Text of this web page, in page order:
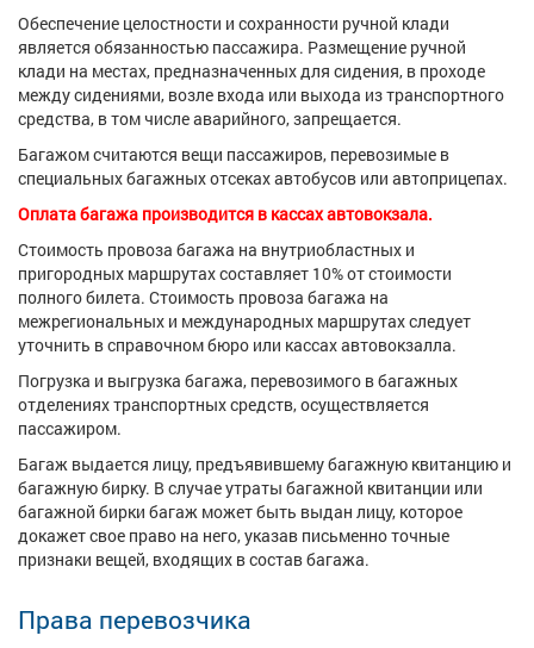
Обеспечение целостности и сохранности ручной клади
является обязанностью пассажира. Размещение ручной
клади на местах, предназначенных для сидения, в проходе
между сидениями, возле входа или выхода из транспортного
средства, в том числе аварийного, запрещается.
Багажом считаются вещи пассажиров, перевозимые в
специальных багажных отсеках автобусов или автоприцепах.
Оплата багажа производится в кассах автовокзала.
Стоимость провоза багажа на внутриобластных и
пригородных маршрутах составляет 10% от стоимости
полного билета. Стоимость провоза багажа на
межрегиональных и международных маршрутах следует
уточнить в справочном бюро или кассах автовокзалла.
Погрузка и выгрузка багажа, перевозимого в багажных
отделениях транспортных средств, осуществляется
пассажиром.
Багаж выдается лицу, предъявившему багажную квитанцию и
багажную бирку. В случае утраты багажной квитанции или
багажной бирки багаж может быть выдан лицу, которое
докажет свое право на него, указав письменно точные
признаки вещей, входящих в состав багажа.
Права перевозчика